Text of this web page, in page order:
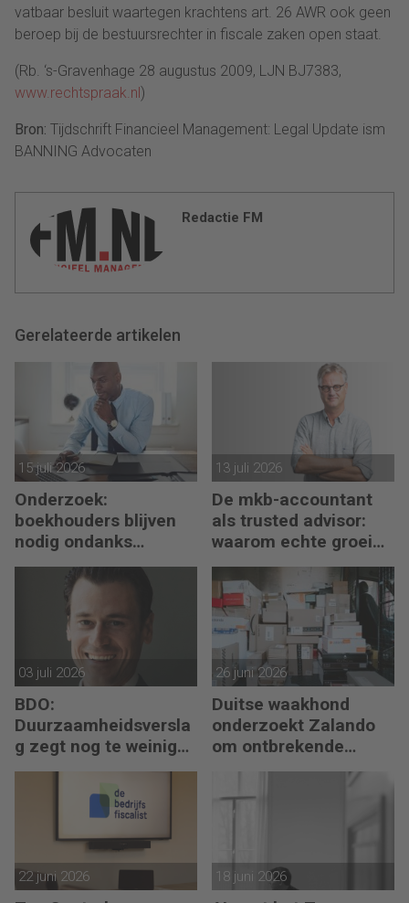
vatbaar besluit waartegen krachtens art. 26 AWR ook geen
beroep bij de bestuursrechter in fiscale zaken open staat.
(Rb. ‘s-Gravenhage 28 augustus 2009, LJN BJ7383,
www.rechtspraak.nl)
Bron: Tijdschrift Financieel Management: Legal Update ism
BANNING Advocaten
Redactie FM
Gerelateerde artikelen
15 juli 2026
Onderzoek:
boekhouders blijven
nodig ondanks
boekhoudsoftware
13 juli 2026
De mkb-accountant
als trusted advisor:
waarom echte groei
begint met reflectie
03 juli 2026
BDO:
Duurzaamheidsversla
g zegt nog te weinig
over waarde en risico’s
26 juni 2026
Duitse waakhond
onderzoekt Zalando
om ontbrekende
transactie in
22 juni 2026 18 juni 2026